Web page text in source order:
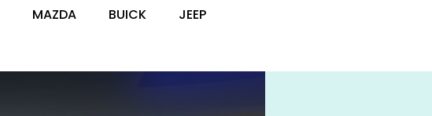
MAZDA BUICK JEEP